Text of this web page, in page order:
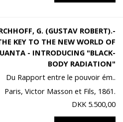
G. (GUSTAV ROBERT).-
KEY TO THE NEW WORLD OF
- INTRODUCING "BLACK-
BODY RADIATION"
Du Rapport entre le pouvoir ém..
Paris, Victor Masson et Fils, 1861.
DKK 5.500,00